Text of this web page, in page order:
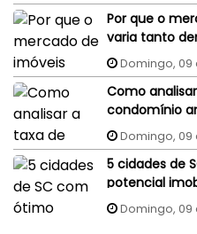
Por que o
varia tanto
cidade?
Domingo,
Como
condomínio
imóvel?
Domingo,
5 cidades de
potencial
investidores
Domingo,